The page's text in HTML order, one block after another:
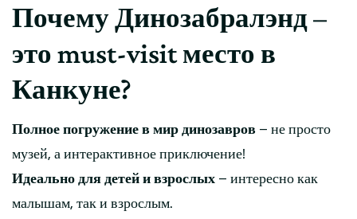
Почему Динозабралэнд –
это must-visit место в
Канкуне?
Полное погружение в мир динозавров – не просто
музей, а интерактивное приключение!
Идеально для детей и взрослых – интересно как
малышам, так и взрослым.